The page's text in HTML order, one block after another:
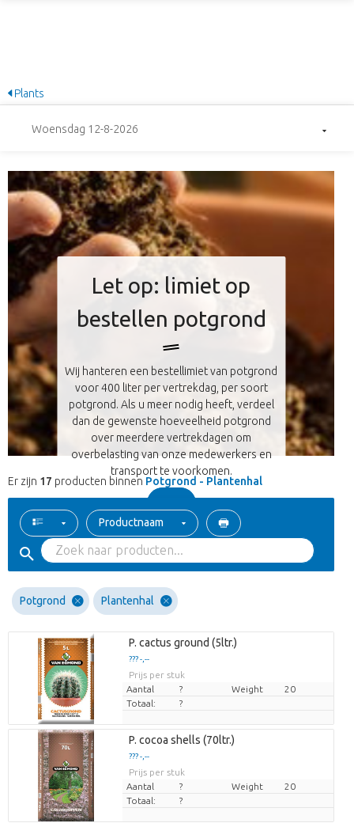
Plants
Woensdag 12-8-2026
Let op: limiet op
bestellen potgrond
Wij hanteren een bestellimiet van potgrond
voor 400 liter per vertrekdag, per soort
potgrond. Als u meer nodig heeft, verdeel
dan de gewenste hoeveelheid potgrond
over meerdere vertrekdagen om
overbelasting van onze medewerkers en
transport te voorkomen.
Er zijn 17 producten binnen Potgrond - Plantenhal
Productnaam
Potgrond Plantenhal
P. cactus ground (5ltr.)
??? -,--
Prijs per stuk
Aantal
? Weight
20
Totaal:
?
P. cocoa shells (70ltr.)
??? -,--
Prijs per stuk
Aantal
? Weight
20
Totaal:
?